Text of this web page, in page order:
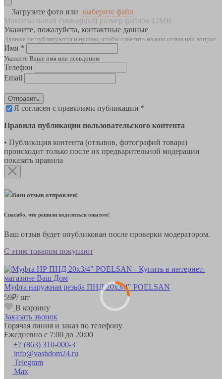
Загрузите фото или выберите файл
Максимальный суммарный размер файлов 12MB
Укажите, пожалуйста, контактные данные
Данные не публикуются и нужны, чтобы ответить на ваш отзыв или вопрос
Имя *
Укажите Ваше имя или псевдоним
Телефон
Email
Отправить
Я согласен с правилами публикации *
Правила публикации пользовательского контента
• Публикация контента (отзывов, фотографий товара)
происходит только после их предварительной модерации
показать правила
Ваш отзыв отправлен!
Спасибо, что решили поделиться опытом!
Ваш отзыв будет опубликован после проверки модератором.
С этим товаром покупают
Муфта наружная резьба ПНД 20х3/4" POELSAN
59₽/ шт
В корзину
Заказать звонок
Горячая линия и заказ по телефону
Ежедневно с 7:00 до 20:00
+7 (863) 310-000-3
info@vashdom24.ru
Telegram
Max